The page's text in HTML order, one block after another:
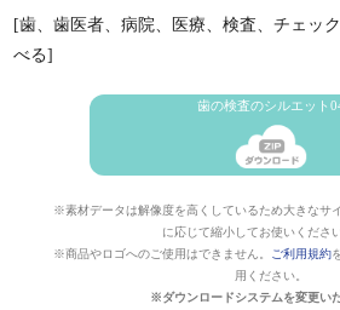
[歯、歯医者、病院、医療、検査、チェッ
べる]
歯の検査のシルエット
※素材データは解像度を高くしているため大きなサ
に応じて縮小してお使いくださ
※商品やロゴへのご使用はできません。
ご利用規約
用ください。
※ダウンロードシステムを変更い